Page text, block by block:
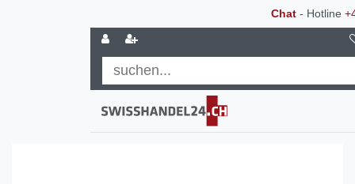
Chat- Hotline